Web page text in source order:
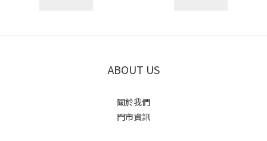
ABOUT US
關於我們
門市資訊